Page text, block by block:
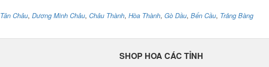
Tân Châu, Dương Minh Châu, Châu Thành, Hòa Thành, Gò Dầu, Bến Cầu, Trảng Bàng
SHOP HOA CÁC TỈNH